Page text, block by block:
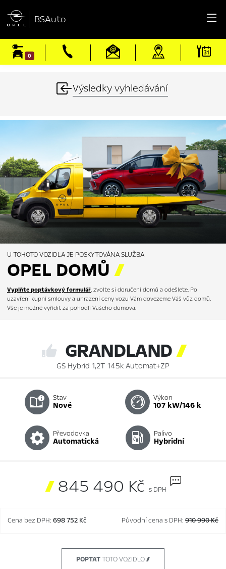
 BSAuto
0
Výsledky vyhledávání
U TOHOTO VOZIDLA JE POSKYTOVÁNA SLUŽBA
OPEL DOMŮ
Vyplňte poptávkový formulář, zvolte si doručení domů a odešlete. Po
uzavření kupní smlouvy a uhrazení ceny vozu Vám dovezeme Váš vůz domů.
Vše je možné vyřídit za pohodlí Vašeho domova.
GRANDLAND
GS Hybrid 1,2T 145k Automat+ZP
Stav
nové
Výkon
107 kW/146 k
Převodovka
automatická
Palivo
hybridní
845 490 Kč s DPH
Cena bez DPH: 698 752 Kč Původní cena s DPH: 910 990 Kč
POPTATTOTO VOZIDLO 